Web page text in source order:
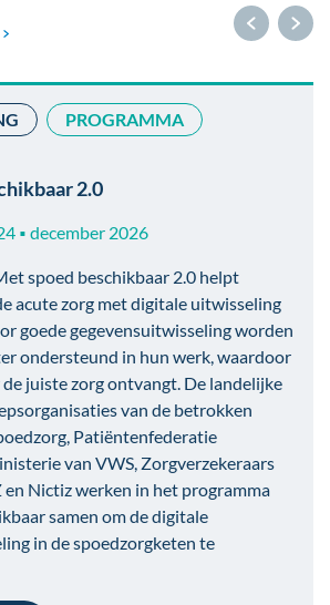
PROGRAMMA
2.0
■ december 2026
spoed beschikbaar 2.0 helpt
acute zorg met digitale uitwisseling
goede gegevensuitwisseling worden
ondersteund in hun werk, waardoor
juiste zorg ontvangt. De landelijke
van de betrokken
Patiëntenfederatie
van VWS, Zorgverzekeraars
Nictiz werken in het programma
samen om de digitale
in de spoedzorgketen te